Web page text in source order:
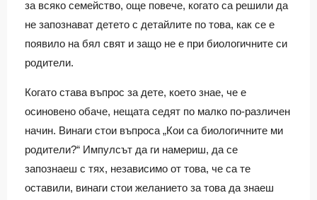
за всяко семейство, още повече, когато са решили да
не запознават детето с детайлите по това, как се е
появило на бял свят и защо не е при биологичните си
родители.
Когато става въпрос за дете, което знае, че е
осиновено обаче, нещата седят по малко по-различен
начин. Винаги стои въпроса „Кои са биологичните ми
родители?“ Импулсът да ги намериш, да се
запознаеш с тях, независимо от това, че са те
оставили, винаги стои желанието за това да знаеш